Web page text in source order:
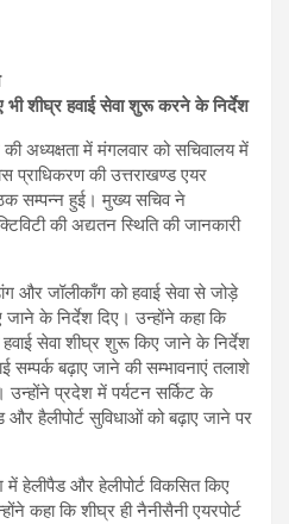
भी शीघ्र हवाई सेवा शुरू करने के निर्देश
अध्यक्षता में मंगलवार को सचिवालय में
प्राधिकरण की उत्तराखण्ड एयर
सम्पन्न हुई। मुख्य सचिव ने
की अद्यतन स्थिति की जानकारी
और जॉलीकाँग को हवाई सेवा से जोड़े
जाने के निर्देश दिए। उन्होंने कहा कि
हवाई सेवा शीघ्र शुरू किए जाने के निर्देश
सम्पर्क बढ़ाए जाने की सम्भावनाएं तलाशे
उन्होंने प्रदेश में पर्यटन सर्किट के
हैलीपोर्ट सुविधाओं को बढ़ाए जाने पर
हेलीपैड और हेलीपोर्ट विकसित किए
कहा कि शीघ्र ही नैनीसैनी एयरपोर्ट